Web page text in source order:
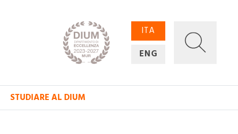
ITA
ENG
STUDIARE AL DIUM